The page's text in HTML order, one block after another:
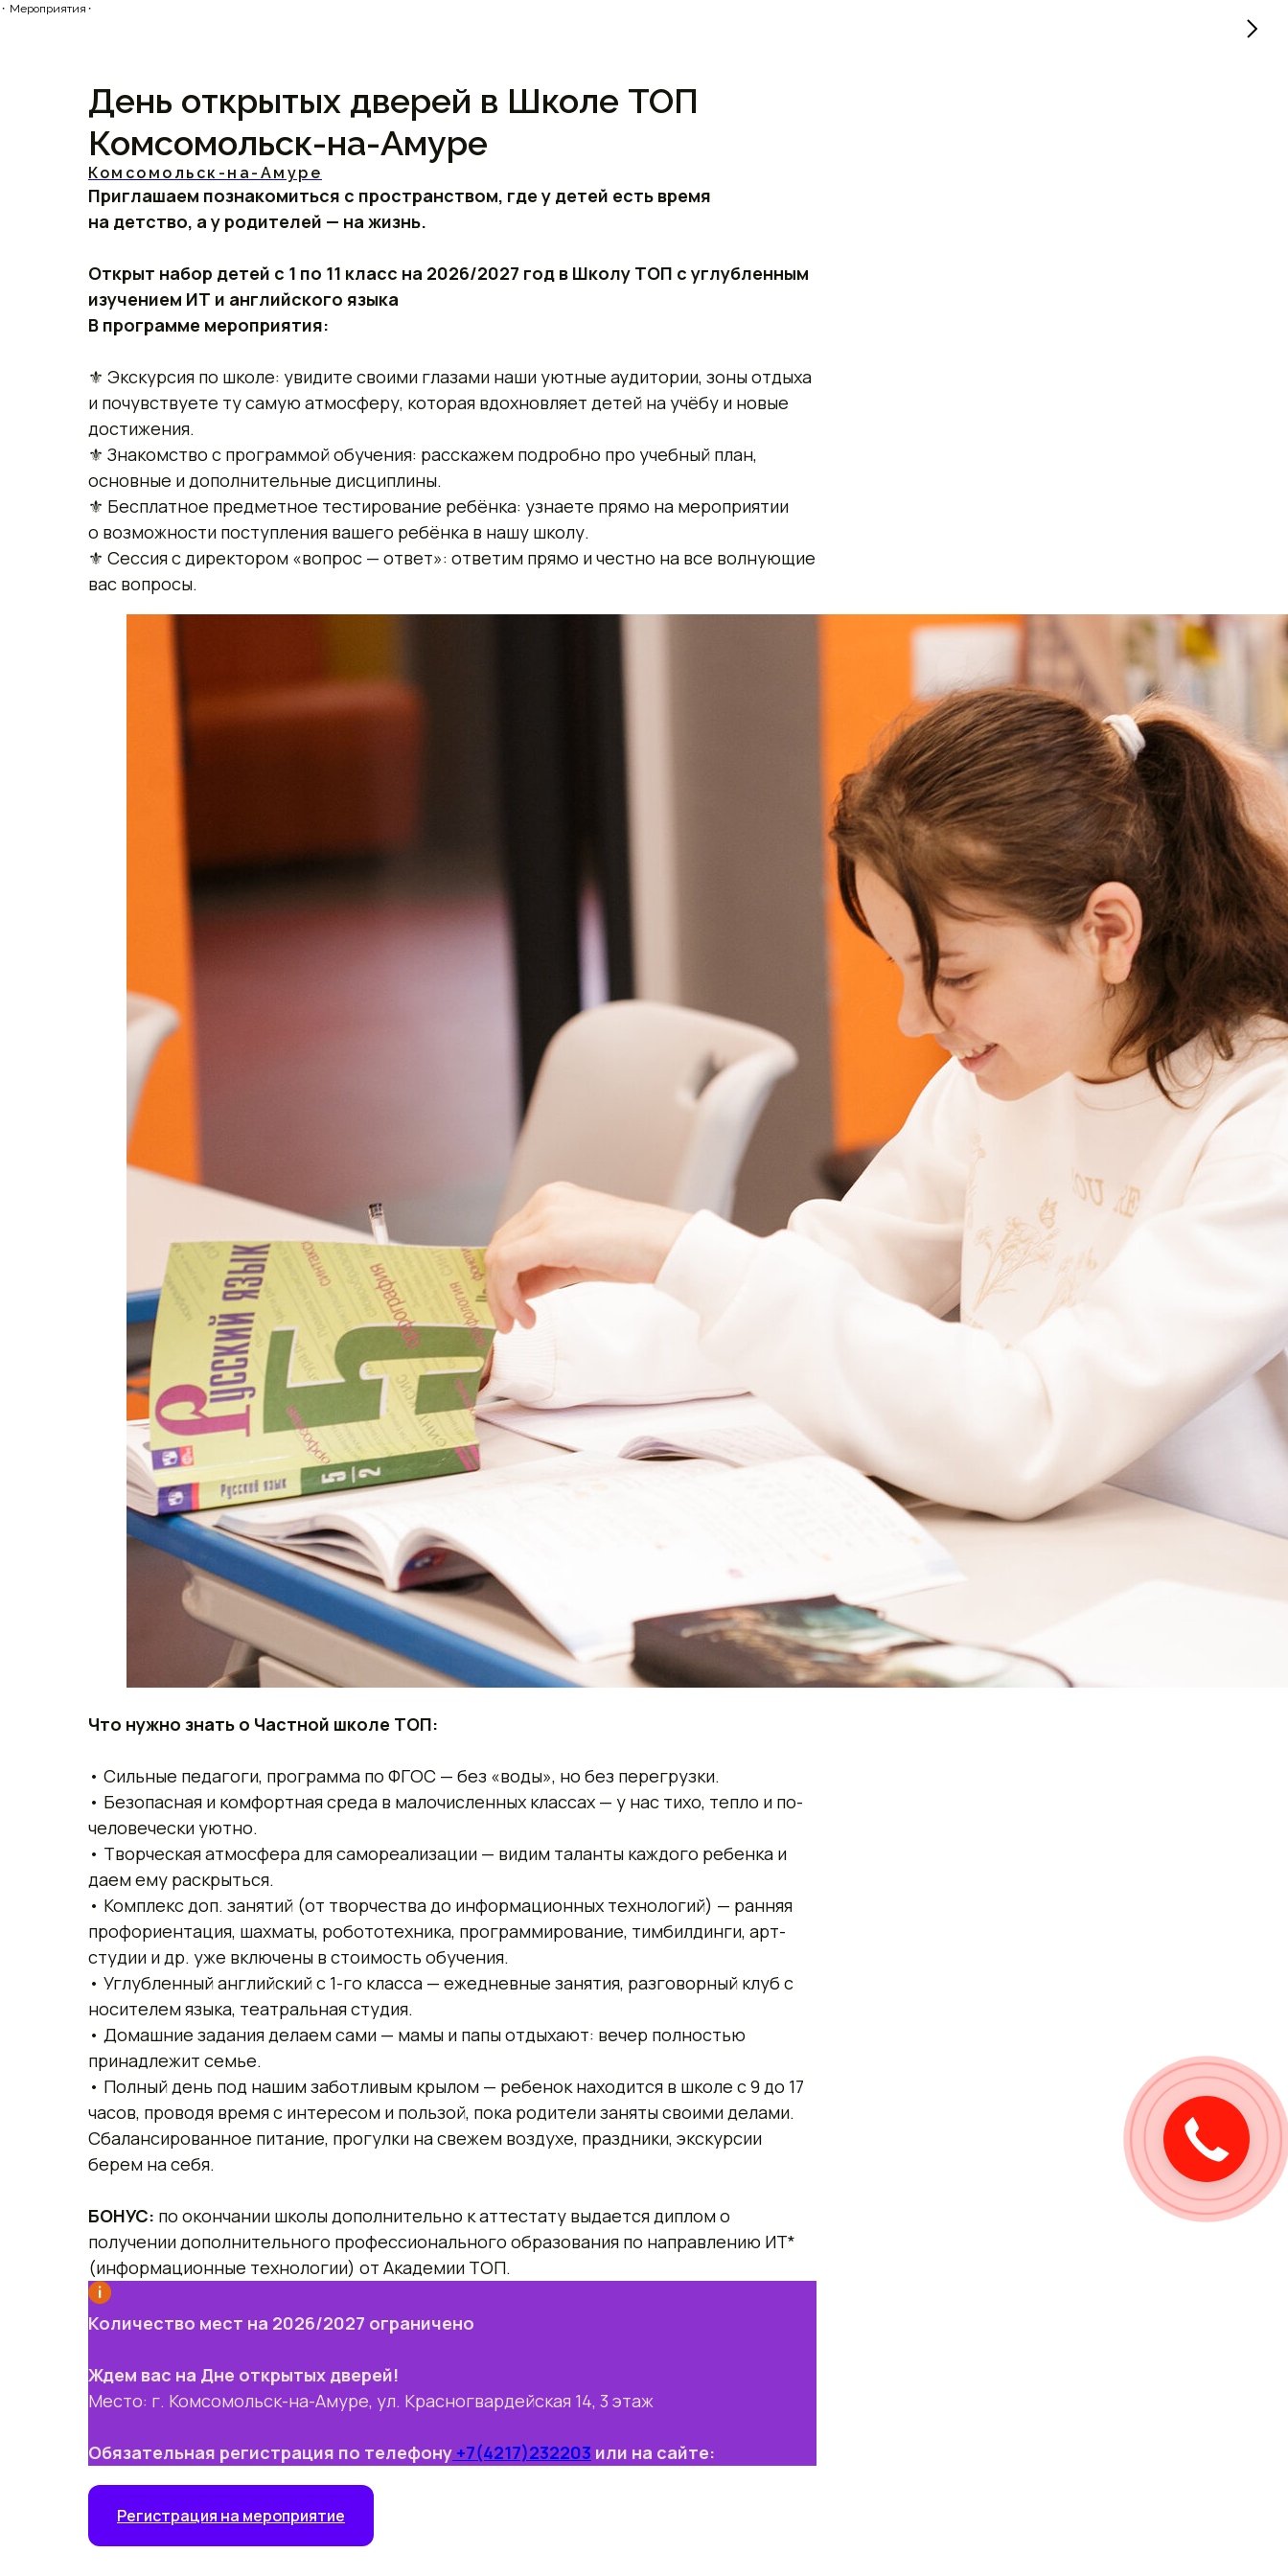
⬝ Мероприятия⬝
День открытых дверей в Школе ТОП
Комсомольск-на-Амуре
Комсомольск-на-Амуре
Приглашаем познакомиться с пространством, где у детей есть время
на детство, а у родителей — на жизнь.
Открыт набор детей с 1 по 11 класс на 2026/2027 год в Школу ТОП с углубленным
изучением ИТ и английского языка
В программе мероприятия:
⚜ Экскурсия по школе: увидите своими глазами наши уютные аудитории, зоны отдыха
и почувствуете ту самую атмосферу, которая вдохновляет детей на учёбу и новые
достижения.
⚜ Знакомство с программой обучения: расскажем подробно про учебный план,
основные и дополнительные дисциплины.
⚜ Бесплатное предметное тестирование ребёнка: узнаете прямо на мероприятии
о возможности поступления вашего ребёнка в нашу школу.
⚜ Сессия с директором «вопрос — ответ»: ответим прямо и честно на все волнующие
вас вопросы.
Что нужно знать о Частной школе ТОП:
• Сильные педагоги, программа по ФГОС — без «воды», но без перегрузки.
• Безопасная и комфортная среда в малочисленных классах — у нас тихо, тепло и по-
человечески уютно.
• Творческая атмосфера для самореализации — видим таланты каждого ребенка и
даем ему раскрыться.
• Комплекс доп. занятий (от творчества до информационных технологий) — ранняя
профориентация, шахматы, робототехника, программирование, тимбилдинги, арт-
студии и др. уже включены в стоимость обучения.
• Углубленный английский с 1-го класса — ежедневные занятия, разговорный клуб с
носителем языка, театральная студия.
• Домашние задания делаем сами — мамы и папы отдыхают: вечер полностью
принадлежит семье.
• Полный день под нашим заботливым крылом — ребенок находится в школе с 9 до 17
часов, проводя время с интересом и пользой, пока родители заняты своими делами.
Сбалансированное питание, прогулки на свежем воздухе, праздники, экскурсии
берем на себя.
БОНУС: по окончании школы дополнительно к аттестату выдается диплом о
получении дополнительного профессионального образования по направлению ИТ*
(информационные технологии) от Академии ТОП.
Количество мест на 2026/2027 ограничено
Ждем вас на Дне открытых дверей!
Место: г. Комсомольск-на-Амуре, ул. Красногвардейская 14, 3 этаж
Обязательная регистрация по телефону +7(4217)232203 или на сайте:
Регистрация на мероприятие
Закажите
звонок